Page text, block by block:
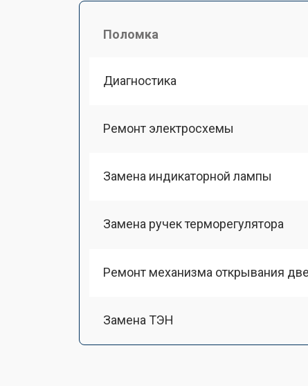
Поломка
Диагностика
Ремонт электросхемы
Замена индикаторной лампы
Замена ручек терморегулятора
Ремонт механизма открывания
Замена ТЭН